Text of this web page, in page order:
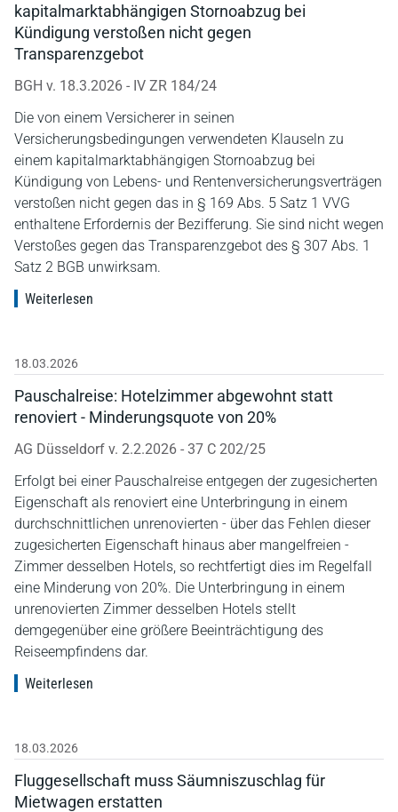
kapitalmarktabhängigen Stornoabzug bei
Kündigung verstoßen nicht gegen
Transparenzgebot
BGH v. 18.3.2026 - IV ZR 184/24
Die von einem Versicherer in seinen
Versicherungsbedingungen verwendeten Klauseln zu
einem kapitalmarktabhängigen Stornoabzug bei
Kündigung von Lebens- und Rentenversicherungsverträgen
verstoßen nicht gegen das in § 169 Abs. 5 Satz 1 VVG
enthaltene Erfordernis der Bezifferung. Sie sind nicht wegen
Verstoßes gegen das Transparenzgebot des § 307 Abs. 1
Satz 2 BGB unwirksam.
Weiterlesen
18.03.2026
Pauschalreise: Hotelzimmer abgewohnt statt
renoviert - Minderungsquote von 20%
AG Düsseldorf v. 2.2.2026 - 37 C 202/25
Erfolgt bei einer Pauschalreise entgegen der zugesicherten
Eigenschaft als renoviert eine Unterbringung in einem
durchschnittlichen unrenovierten - über das Fehlen dieser
zugesicherten Eigenschaft hinaus aber mangelfreien -
Zimmer desselben Hotels, so rechtfertigt dies im Regelfall
eine Minderung von 20%. Die Unterbringung in einem
unrenovierten Zimmer desselben Hotels stellt
demgegenüber eine größere Beeinträchtigung des
Reiseempfindens dar.
Weiterlesen
18.03.2026
Fluggesellschaft muss Säumniszuschlag für
Mietwagen erstatten